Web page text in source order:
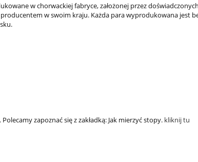
w chorwackiej fabryce, założonej przez
w swoim kraju. Każda para wyprodukowana jest
zapoznać się z zakładką: Jak mierzyć stopy. kliknij tu